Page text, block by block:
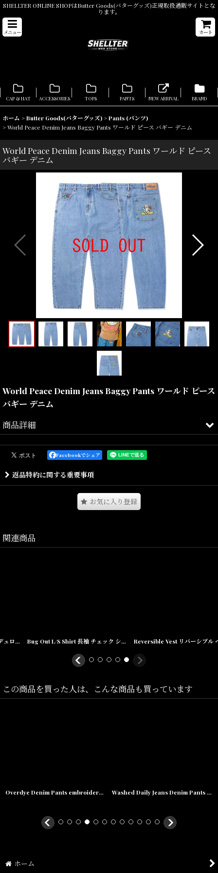
SHELLTER ONLINE SHOPはButter Goods(バターグッズ)正規取扱通販サイトとな
ります。
メニュー カート
CAP & HAT ACCESSORIES TOPS PANTS NEW ARRIVAL BRAND
ホーム >Butter Goods(バターグッズ) >Pants (パンツ)
>World Peace Denim Jeans Baggy Pants ワールド ピース バギー デニム
World Peace Denim Jeans Baggy Pants ワールド ピース
バギー デニム
World Peace Denim Jeans Baggy Pants ワールド ピース
バギー デニム
商品詳細
極シンプルなディテールのバギーフィットのシルエットと絶妙にマ
ッチしたワールド ピース 刺繍がポイントとなるデニムパンツとなり
バギーフィットのシルエットに程よいウォッシュ、バックポケット
部、フロント、バックに入った刺繍が独特な世界観を表現した傑作
ウエストにはベルトループ、ドローコード仕様で、ウエストの調節
Facebookでシェア
返品特約に関する重要事項
お気に入り登録
関連商品
Bug Out L/S Shirt 長袖 チェック シャツ Reversible Vest リバーシブル ベスト
この商品を買った人は、こんな商品も買っています
Overdye Denim Pants embroidery Pants セレクター カラー デニム 刺繍 バギー ペインター パンツ Washed Clay Washed Daily Jeans Denim Pants Ice Blue ウォッシュ デニム パンツ
ホーム